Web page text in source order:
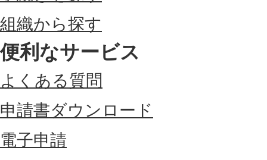
組織から探す
便利なサービス
よくある質問
申請書ダウンロード
電子申請